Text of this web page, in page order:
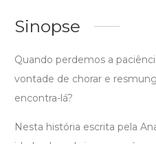
Sinopse
Quando perdemos a
vontade de chorar e
encontra-lá?
Nesta história escrita pela